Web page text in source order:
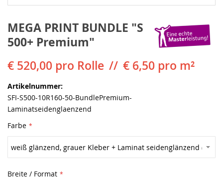
MEGA PRINT BUNDLE "S
500+ Premium"
€ 520,00 pro Rolle € 6,50 pro m²
Artikelnummer
SFI-S500-10R160-50-BundlePremium-
Laminatseidenglaenzend
Farbe
Breite / Format